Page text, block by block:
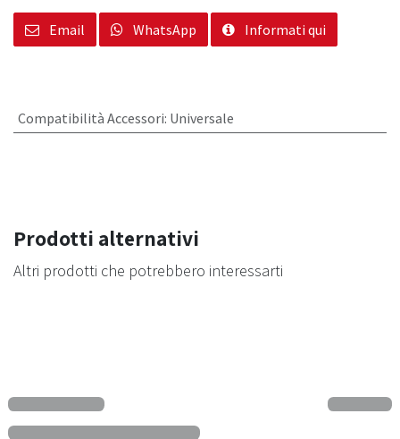
Email WhatsApp Informati qui
Compatibilità Accessori: Universale
Prodotti alternativi
Altri prodotti che potrebbero interessarti